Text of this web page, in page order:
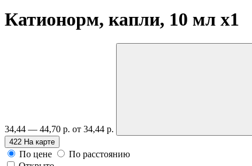
Катионорм, капли, 10 мл x1
34,44 — 44,70 р. от 34,44 р.
422 На карте
По цене
По расстоянию